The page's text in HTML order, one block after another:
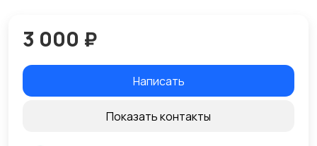
3 000 ₽
Написать
Показать контакты